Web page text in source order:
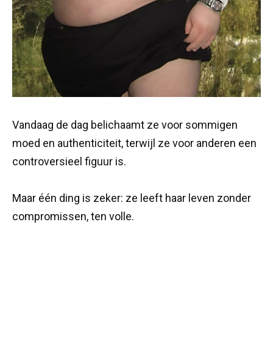
Vandaag de dag belichaamt ze voor sommigen
moed en authenticiteit, terwijl ze voor anderen een
controversieel figuur is.
Maar één ding is zeker: ze leeft haar leven zonder
compromissen, ten volle.